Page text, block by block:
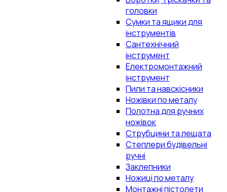
головки
Сумки та ящики для
інструментів
Сантехнічний
інструмент
Електромонтажний
інструмент
Пили та навскісники
Ножівки по металу
Полотна для ручних
ножівок
Струбцини та лещата
Степлери будівельні
ручні
Заклепники
Ножиці по металу
Монтажні пістолети